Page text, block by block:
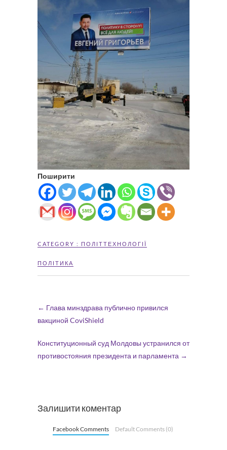
Поширити
CATEGORY : ПОЛІТТЕХНОЛОГІЇ
ПОЛІТИКА
← Глава минздрава публично привился
вакциной CoviShield
Конституционный суд Молдовы устранился от
противостояния президента и парламента →
Залишити коментар
Facebook Comments Default Comments (0)